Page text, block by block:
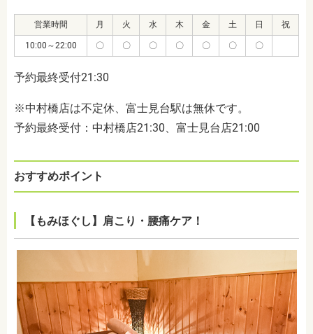
営業時間 月 火 水 木 金 土 日 祝
10:00～22:00 〇 〇 〇 〇 〇 〇 〇
予約最終受付21:30
※中村橋店は不定休、富士見台駅は無休です。
予約最終受付：中村橋店21:30、富士見台店21:00
おすすめポイント
【もみほぐし】肩こり・腰痛ケア！